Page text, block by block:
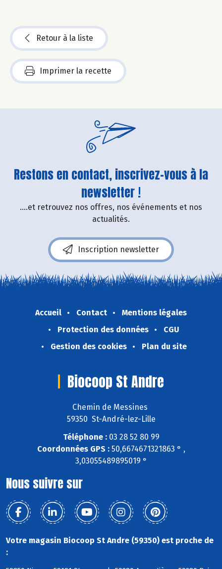
Retour à la liste
Imprimer la recette
Restons en contact, inscrivez-vous à la
newsletter !
....et retrouvez nos offres, nos événements et nos
actualités.
Inscription newsletter
Accueil Contact
Mentions légales
Protection des données
CGU
Gestion des cookies
Plan du site
Biocoop St Andre
Chemin de Messines
59350 St-André-lez-Lille
Téléphone :03 28 52 80 99
Coordonnées GPS :50,6674671321863 ° ,
3,03055489895019 °
Nous suivre sur
Votre magasin Biocoop St Andre (59350) est proche de
: